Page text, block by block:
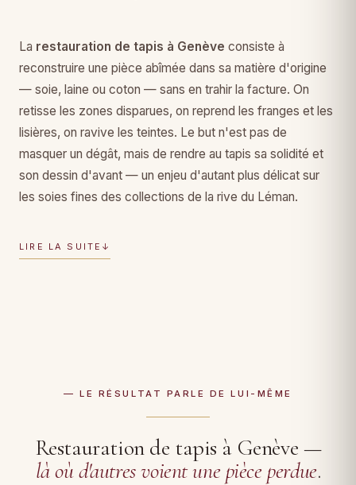
La restauration de tapis à Genève consiste à
reconstruire une pièce abîmée dans sa matière d'origine
— soie, laine ou coton — sans en trahir la facture. On
retisse les zones disparues, on reprend les franges et les
lisières, on ravive les teintes. Le but n'est pas de
masquer un dégât, mais de rendre au tapis sa solidité et
son dessin d'avant — un enjeu d'autant plus délicat sur
les soies fines des collections de la rive du Léman.
LIRE LA SUITE ↓
— LE RÉSULTAT PARLE DE LUI-MÊME
Restauration de tapis à Genève —
là où d'autres voient une pièce perdue.